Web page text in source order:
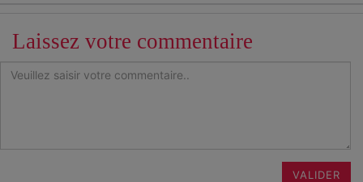
Laissez votre commentaire
VALIDER